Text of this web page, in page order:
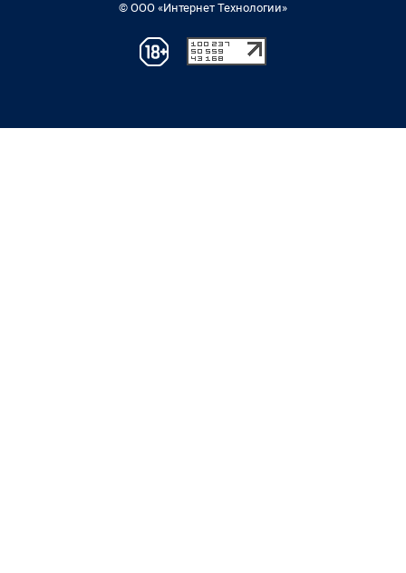
© ООО «Интернет Технологии»